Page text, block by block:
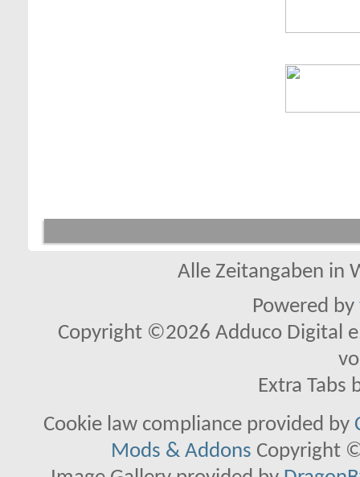
Alle Zeitangaben in
Powered by
Copyright ©2026 Adduco Digital
Extra Tabs
Cookie law compliance provided by
Mods & Addons Copyright